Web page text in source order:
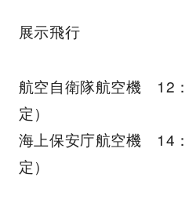
展示飛行
航空自衛隊航空機 12
定）
海上保安庁航空機 14
定）